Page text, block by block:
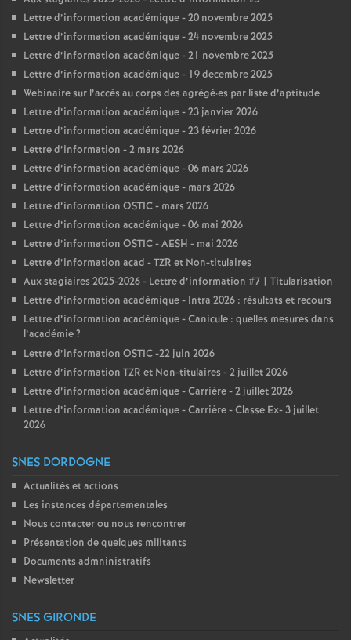
Lettre d’information académique - 20 novembre 2025
Lettre d’information académique - 24 novembre 2025
Lettre d’information académique - 21 novembre 2025
Lettre d’information académique - 19 decembre 2025
Webinaire sur l’accès au corps des agrégé·es par liste d’aptitude
Lettre d’information académique - 23 janvier 2026
Lettre d’information académique - 23 février 2026
Lettre d’information - 2 mars 2026
Lettre d’information académique - 06 mars 2026
Lettre d’information académique - mars 2026
Lettre d’information OSTIC - mars 2026
Lettre d’information académique - 06 mai 2026
Lettre d’information OSTIC - AESH - mai 2026
Lettre d’information acad - TZR et Non-titulaires
Aux stagiaires 2025-2026 - Lettre d’information #7 | Titularisation
Lettre d’information académique - Intra 2026 : résultats et recours
Lettre d’information académique - Canicule : quelles mesures dans
l’académie?
Lettre d’information OSTIC -22 juin 2026
Lettre d’information TZR et Non-titulaires - 2 juillet 2026
Lettre d’information académique - Carrière - 2 juillet 2026
Lettre d’information académique - Carrière - Classe Ex- 3 juillet
2026
SNES DORDOGNE
Actualités et actions
Les instances départementales
Nous contacter ou nous rencontrer
Présentation de quelques militants
Documents admninistratifs
Newsletter
SNES GIRONDE